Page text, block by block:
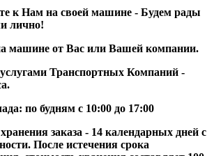
к Нам на своей машине - Будем рады
лично!
машине от Вас или Вашей компании.
услугами Транспортных Компаний -
по будням с 10:00 до 17:00
заказа - 14 календарных дней с
После истечения срока